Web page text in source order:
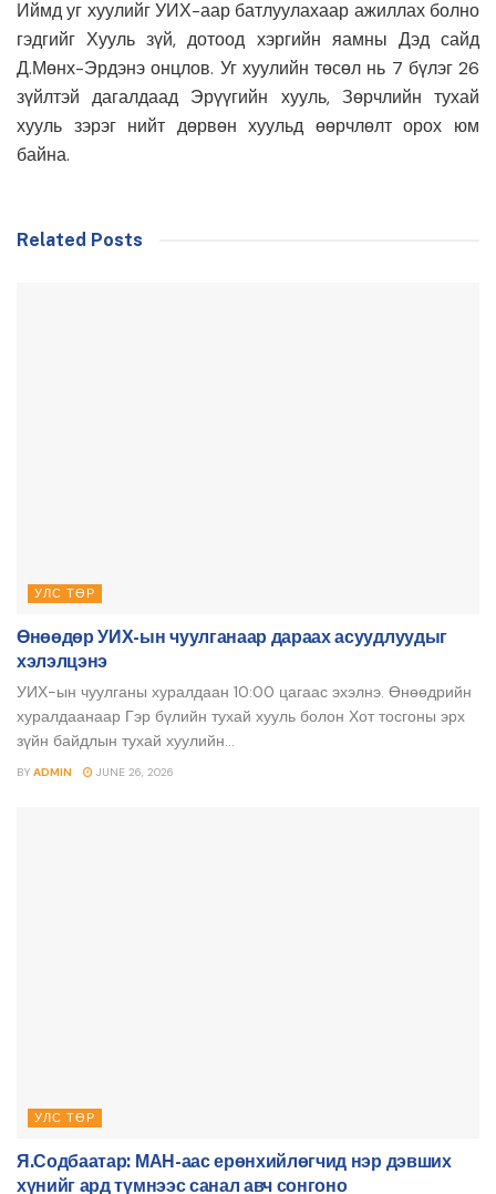
Иймд уг хуулийг УИХ-аар батлуулахаар ажиллах болно
гэдгийг Хууль зүй, дотоод хэргийн яамны Дэд сайд
Д.Мөнх-Эрдэнэ онцлов. Уг хуулийн төсөл нь 7 бүлэг 26
зүйлтэй дагалдаад Эрүүгийн хууль, Зөрчлийн тухай
хууль зэрэг нийт дөрвөн хуульд өөрчлөлт орох юм
байна.
Related Posts
УЛС ТӨР
Өнөөдөр УИХ-ын чуулганаар дараах асуудлуудыг
хэлэлцэнэ
УИХ-ын чуулганы хуралдаан 10:00 цагаас эхэлнэ. Өнөөдрийн
хуралдаанаар Гэр бүлийн тухай хууль болон Хот тосгоны эрх
зүйн байдлын тухай хуулийн...
BY ADMIN JUNE 26, 2026
УЛС ТӨР
Я.Содбаатар: МАН-аас ерөнхийлөгчид нэр дэвших
хүнийг ард түмнээс санал авч сонгоно